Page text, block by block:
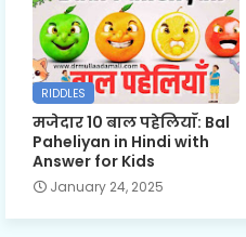
RIDDLES
मजेदार 10 बाल पहेलियाँ: Bal
Paheliyan in Hindi with
Answer for Kids
January 24, 2025